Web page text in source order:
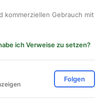
kommerziellen Gebrauch mit
ich Verweise zu setzen?
Folgen